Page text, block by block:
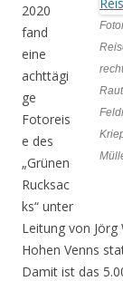
2020
fand
eine
achttägi
ge
Fotoreis
e des
„Grünen
Rucksac
ks“ unter
Leitung von
Hohen Venns
Damit ist das